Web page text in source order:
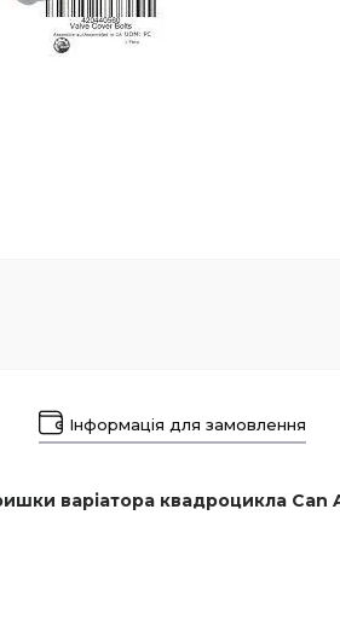
Інформація для замовлення
варіатора квадроцикла